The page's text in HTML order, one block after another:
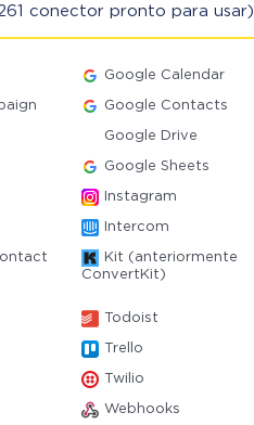
conector pronto para usar)
Google Calendar
Google Contacts
Google Drive
Google Sheets
Instagram
Intercom
Kit (anteriormente
ConvertKit)
Todoist
Trello
Twilio
Webhooks